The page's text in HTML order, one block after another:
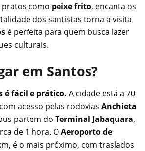
como peixe frito, encanta os
dos santistas torna a visita
é perfeita para quem busca lazer
culturais.
em Santos?
é fácil e prático. A cidade está a 70
acesso pelas rodovias Anchieta
partem do Terminal Jabaquara,
de 1 hora. OAeroporto de
é o mais próximo, com traslados